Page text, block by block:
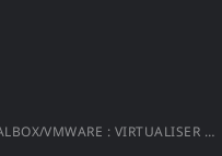
: VIRTUALISER OS X EL CAPITAN SOUS WINDOWS